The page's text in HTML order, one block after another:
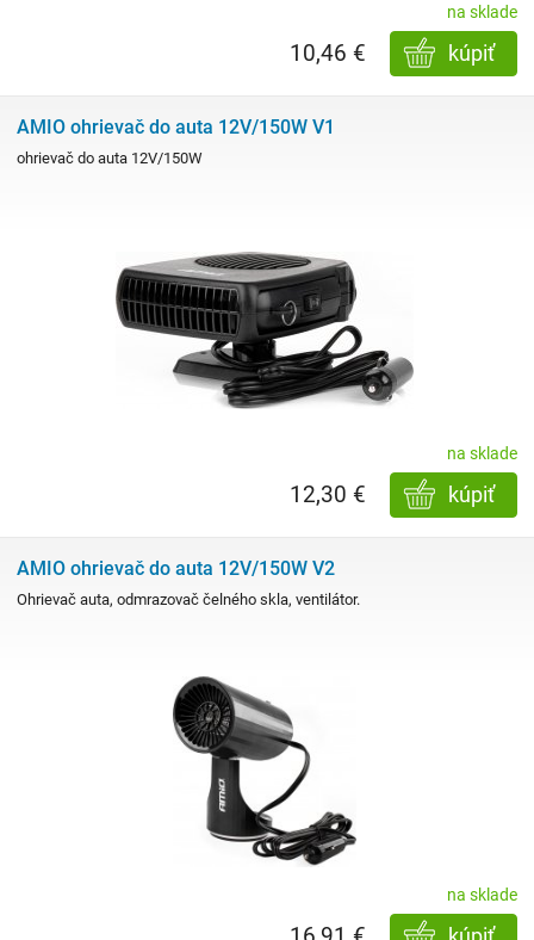
na sklade
kúpiť
10,46 €
AMIO ohrievač do auta 12V/150W V1
ohrievač do auta 12V/150W
na sklade
kúpiť
12,30 €
AMIO ohrievač do auta 12V/150W V2
Ohrievač auta, odmrazovač čelného skla, ventilátor.
na sklade